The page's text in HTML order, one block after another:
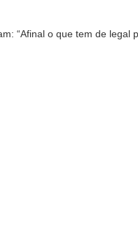
“Afinal o que tem de legal